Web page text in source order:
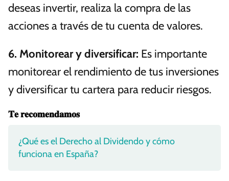
deseas invertir, realiza la compra de las
acciones a través de tu cuenta de valores.
6. Monitorear y diversificar: Es importante
monitorear el rendimiento de tus inversiones
y diversificar tu cartera para reducir riesgos.
𝐓𝐞 𝐫𝐞𝐜𝐨𝐦𝐞𝐧𝐝𝐚𝐦𝐨𝐬
¿Qué es el Derecho al Dividendo y cómo
funciona en España?